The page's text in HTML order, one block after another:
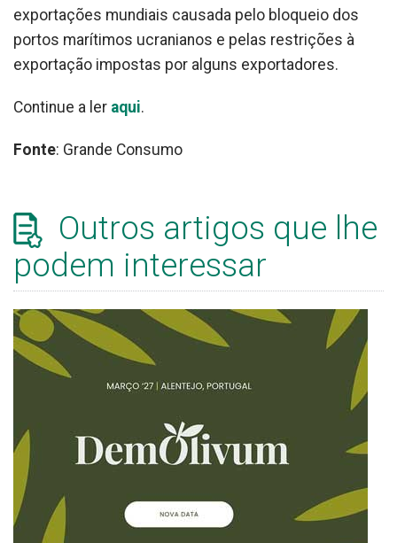
exportações mundiais causada pelo bloqueio dos
portos marítimos ucranianos e pelas restrições à
exportação impostas por alguns exportadores.
Continue a ler aqui.
Fonte: Grande Consumo
Outros artigos que lhe
podem interessar